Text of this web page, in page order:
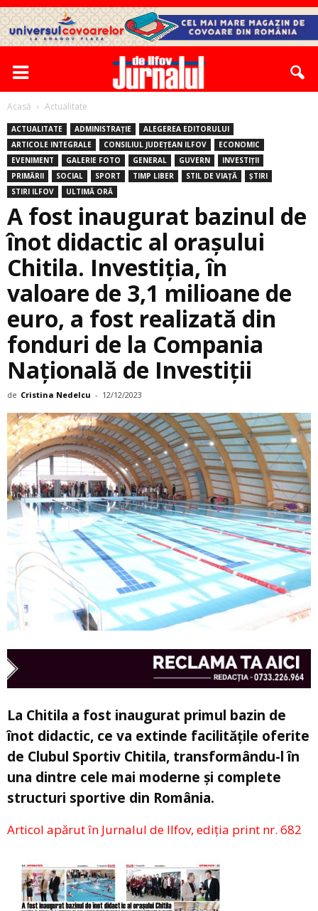
Acasă Actualitate
ACTUALITATE ADMINISTRAȚIE
ALEGEREA EDITORULUI
ARTICOLE INTEGRALE
CONSILIUL JUDEȚEAN ILFOV
ECONOMIC
EVENIMENT
GALERIE FOTO GENERAL GUVERN
INVESTIȚII
PRIMĂRII
SOCIAL SPORT TIMP LIBER STIL DE VIAȚĂ
ȘTIRI
STIRI ILFOV
ULTIMĂ ORĂ
A fost inaugurat bazinul de
înot didactic al oraşului
Chitila. Investiția, în
valoare de 3,1 milioane de
euro, a fost realizată din
fonduri de la Compania
Națională de Investiții
de Cristina Nedelcu - 12/12/2023
La Chitila a fost inaugurat primul bazin de
înot didactic, ce va extinde facilitățile oferite
de Clubul Sportiv Chitila, transformându-l în
una dintre cele mai moderne și complete
structuri sportive din România.
Articol apărut în Jurnalul de Ilfov, ediția print nr. 682